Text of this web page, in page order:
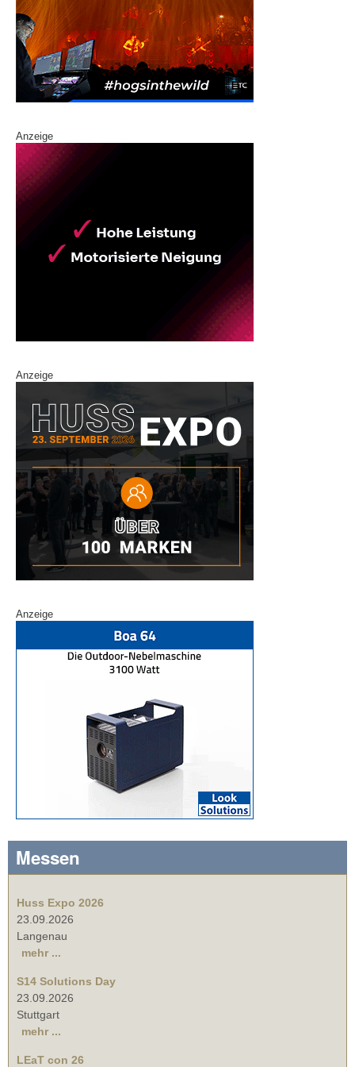
Anzeige
Anzeige
Anzeige
Messen
Huss Expo 2026
23.09.2026
Langenau
mehr ...
S14 Solutions Day
23.09.2026
Stuttgart
mehr ...
LEaT con 26